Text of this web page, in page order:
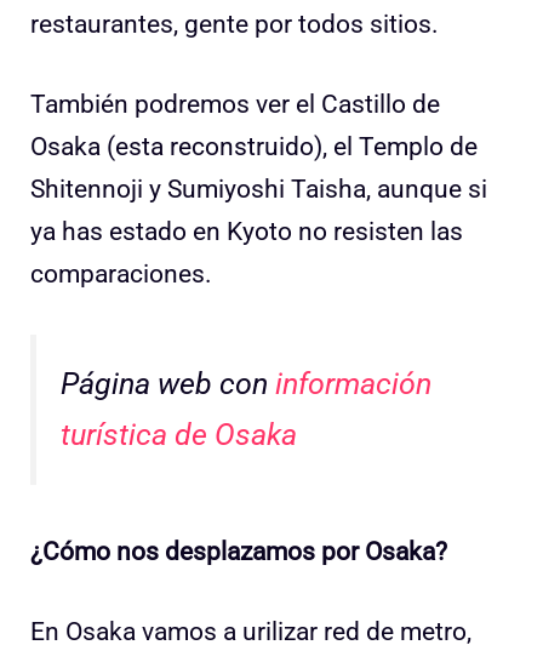
restaurantes, gente por todos sitios.
También podremos ver el Castillo de
Osaka (esta reconstruido), el Templo de
Shitennoji y Sumiyoshi Taisha, aunque si
ya has estado en Kyoto no resisten las
comparaciones.
Página web con información
turística de Osaka
¿Cómo nos desplazamos por Osaka?
En Osaka vamos a urilizar red de metro,